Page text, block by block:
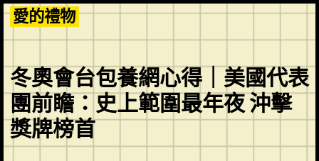
Skip
to
content
愛的禮物
冬奧會台包養網心得｜美國代表
團前瞻：史上範圍最年夜 沖擊
獎牌榜首